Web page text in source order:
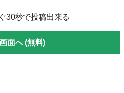
30秒で投稿出来る
面へ (無料)